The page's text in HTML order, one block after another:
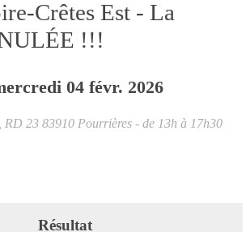
Crêtes Est - La
!!!
04 févr. 2026
RD 23 83910 Pourrières - de 13h à 17h30
Résultat